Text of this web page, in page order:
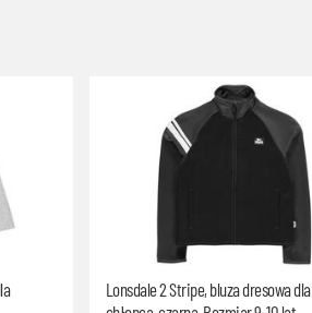
Lonsdale 2 Stripe, bluza dresowa dla